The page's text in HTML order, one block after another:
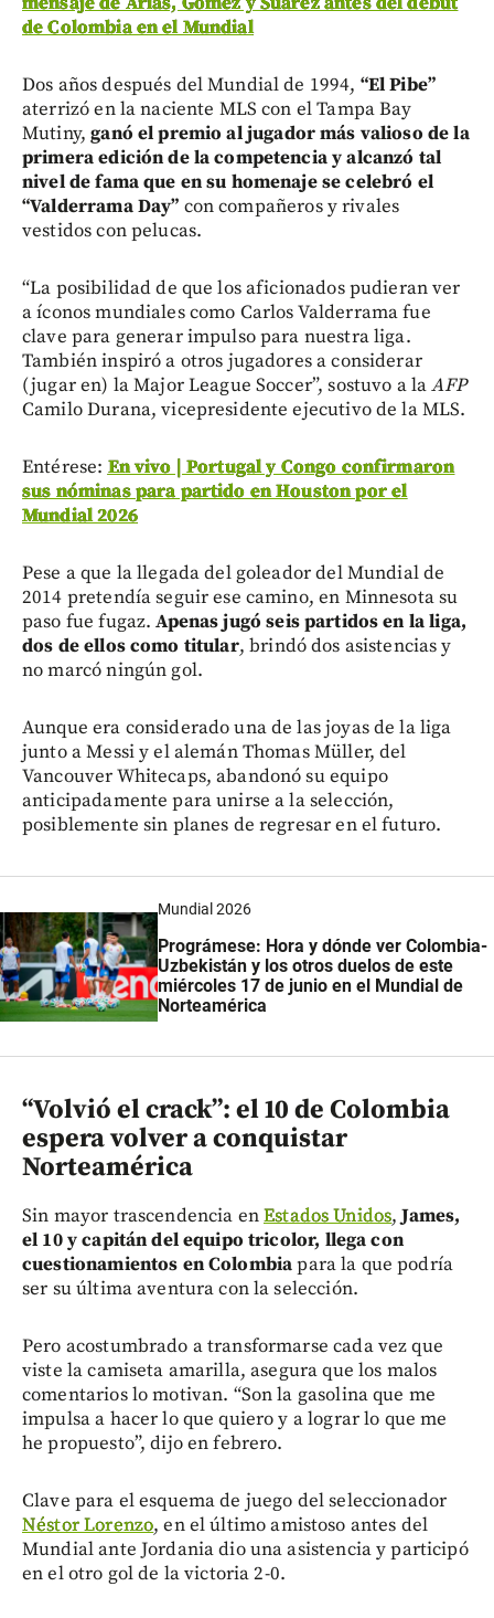
de Colombia en el Mundial
Dos años después del Mundial de 1994, “El Pibe”
aterrizó en la naciente MLS con el Tampa Bay
Mutiny,ganó el premio al jugador más valioso de la
primera edición de la competencia y alcanzó tal
nivel de fama que en su homenaje se celebró el
“Valderrama Day” con compañeros y rivales
vestidos con pelucas.
“La posibilidad de que los aficionados pudieran ver
a íconos mundiales como Carlos Valderrama fue
clave para generar impulso para nuestra liga.
También inspiró a otros jugadores a considerar
(jugar en) la Major League Soccer”, sostuvo a laAFP
Camilo Durana, vicepresidente ejecutivo de la MLS.
Entérese: En vivo | Portugal y Congo confirmaron
sus nóminas para partido en Houston por el
Mundial 2026
Pese a que la llegada del goleador del Mundial de
2014 pretendía seguir ese camino, en Minnesota su
paso fue fugaz.Apenas jugó seis partidos en la liga,
dos de ellos como titular, brindó dos asistencias y
no marcó ningún gol.
Aunque era considerado una de las joyas de la liga
junto a Messi y el alemán Thomas Müller, del
Vancouver Whitecaps, abandonó su equipo
anticipadamente para unirse a la selección,
posiblemente sin planes de regresar en el futuro.
Mundial 2026
Prográmese: Hora y dónde ver Colombia-
Uzbekistán y los otros duelos de este
miércoles 17 de junio en el Mundial de
Norteamérica
“Volvió el crack”: el 10 de Colombia
espera volver a conquistar
Norteamérica
Sin mayor trascendencia enEstados Unidos,James,
el 10 y capitán del equipo tricolor, llega con
cuestionamientos en Colombiapara la que podría
ser su última aventura con la selección.
Pero acostumbrado a transformarse cada vez que
viste la camiseta amarilla, asegura que los malos
comentarios lo motivan. “Son la gasolina que me
impulsa a hacer lo que quiero y a lograr lo que me
he propuesto”, dijo en febrero.
Clave para el esquema de juego del seleccionador
Néstor Lorenzo, en el último amistoso antes del
Mundial ante Jordania dio una asistencia y participó
en el otro gol de la victoria 2-0.